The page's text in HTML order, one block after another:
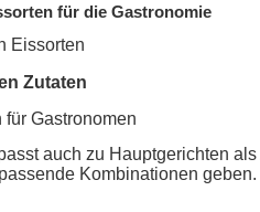
für die Gastronomie
Eissorten
Zutaten
Gastronomen
auch zu Hauptgerichten
Kombinationen geben.